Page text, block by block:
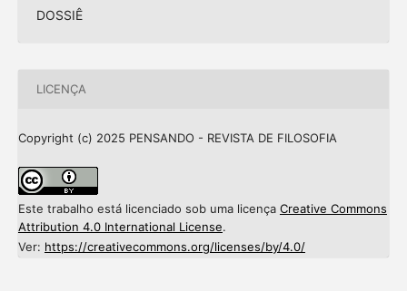
DOSSIÊ
LICENÇA
Copyright (c) 2025 PENSANDO - REVISTA DE FILOSOFIA
Este trabalho está licenciado sob uma licença Creative Commons
Attribution 4.0 International License.
Ver: https://creativecommons.org/licenses/by/4.0/